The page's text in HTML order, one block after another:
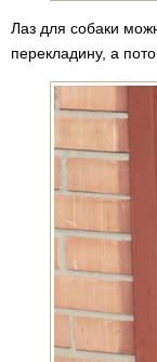
Лаз для собаки
перекладину, а